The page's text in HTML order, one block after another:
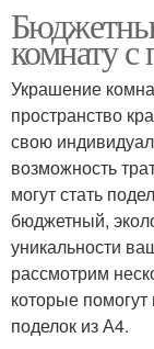
комнату
Украшение
пространство
свою
возможность
могут стать
бюджетный,
уникальности
рассмотрим
которые
поделок из А4.